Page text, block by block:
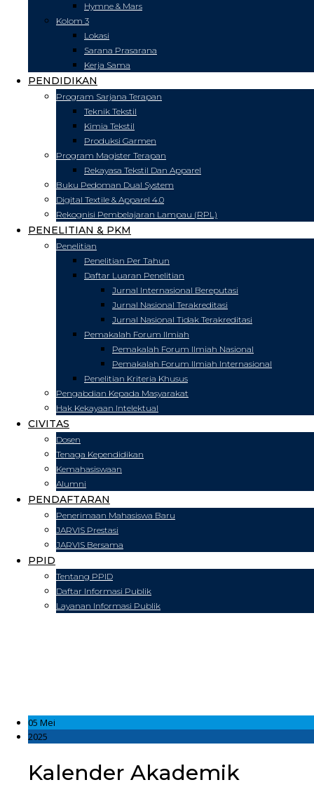
Hymne & Mars
Kolom 3
Lokasi
Sarana Prasarana
Kerja Sama
PENDIDIKAN
Program Sarjana Terapan
Teknik Tekstil
Kimia Tekstil
Produksi Garmen
Program Magister Terapan
Rekayasa Tekstil Dan Apparel
Buku Pedoman Dual System
Digital Textile & Apparel 4.0
Rekognisi Pembelajaran Lampau (RPL)
PENELITIAN & PKM
Penelitian
Penelitian Per Tahun
Daftar Luaran Penelitian
Jurnal Internasional Bereputasi
Jurnal Nasional Terakreditasi
Jurnal Nasional Tidak Terakreditasi
Pemakalah Forum Ilmiah
Pemakalah Forum Ilmiah Nasional
Pemakalah Forum Ilmiah Internasional
Penelitian Kriteria Khusus
Pengabdian Kepada Masyarakat
Hak Kekayaan Intelektual
CIVITAS
Dosen
Tenaga Kependidikan
Kemahasiswaan
Alumni
PENDAFTARAN
Penerimaan Mahasiswa Baru
JARVIS Prestasi
JARVIS Bersama
PPID
Tentang PPID
Daftar Informasi Publik
Layanan Informasi Publik
05 Mei
2025
Kalender Akademik